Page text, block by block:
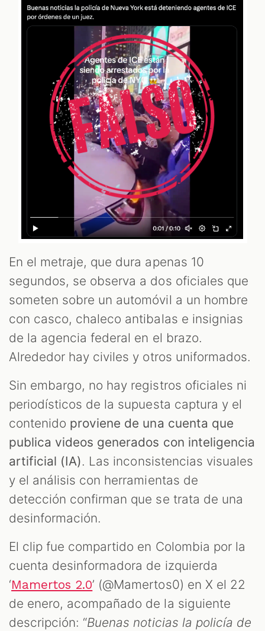
En el metraje, que dura apenas 10
segundos, se observa a dos oficiales que
someten sobre un automóvil a un hombre
con casco, chaleco antibalas e insignias
de la agencia federal en el brazo.
Alrededor hay civiles y otros uniformados.
Sin embargo, no hay registros oficiales ni
periodísticos de la supuesta captura y el
contenido proviene de una cuenta que
publica videos generados con inteligencia
artificial (IA). Las inconsistencias visuales
y el análisis con herramientas de
detección confirman que se trata de una
desinformación.
El clip fue compartido en Colombia por la
cuenta desinformadora de izquierda
‘Mamertos 2.0’ (@Mamertos0) en X el 22
de enero, acompañado de la siguiente
descripción: “Buenas noticias la policía de